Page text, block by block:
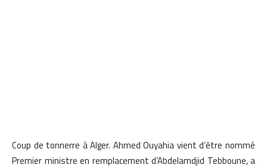
Coup de tonnerre à Alger. Ahmed Ouyahia vient d’être nommé
Premier ministre en remplacement d’Abdelamdjid Tebboune, a